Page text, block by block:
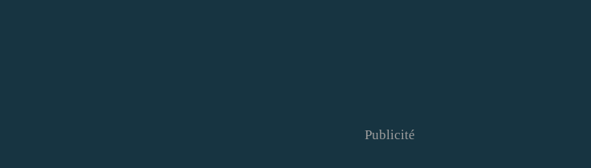
Publicité